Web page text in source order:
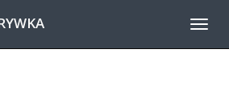
Failed to read session data: user (path: ) in